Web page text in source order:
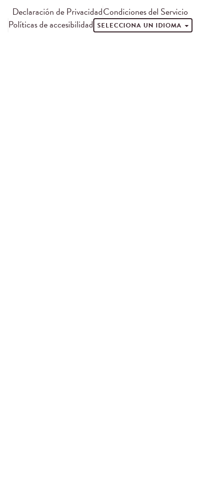
Declaración de PrivacidadCondiciones del Servicio
Políticas de accesibilidad SELECCIONA UN IDIOMA